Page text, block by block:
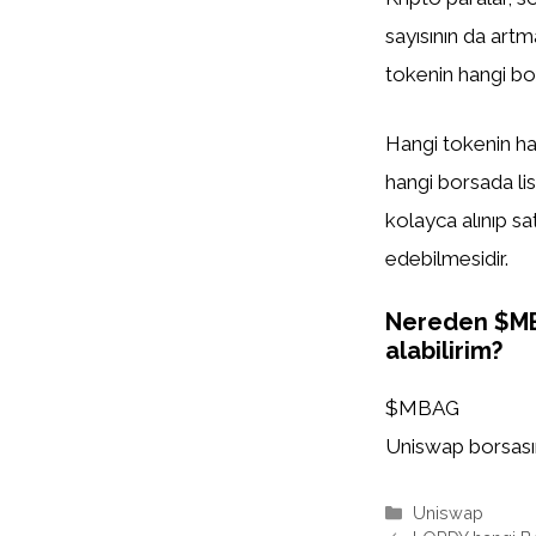
sayısının da
tokenin hangi
Hangi tokenin
hangi borsada
kolayca alınıp
edebilmesidir.
Nereden
alabilirim?
$MBAG
Uniswap
Kategoriler
Uniswap